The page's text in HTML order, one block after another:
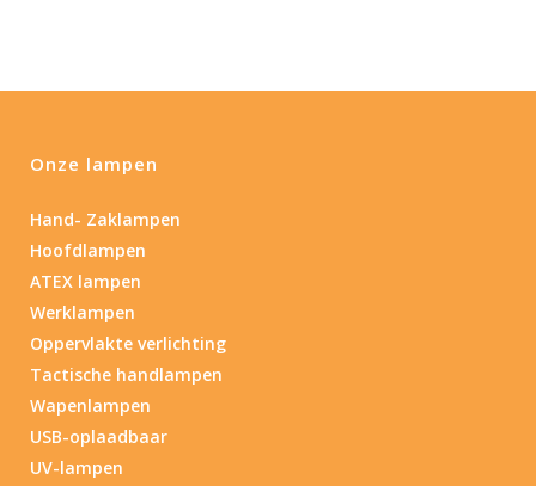
Onze lampen
Hand- Zaklampen
Hoofdlampen
ATEX lampen
Werklampen
Oppervlakte verlichting
Tactische handlampen
Wapenlampen
USB-oplaadbaar
UV-lampen